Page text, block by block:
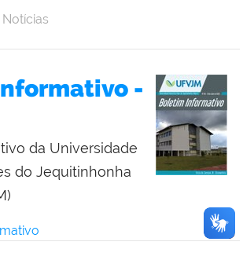
Notícias
-
da Universidade
do Jequitinhonha